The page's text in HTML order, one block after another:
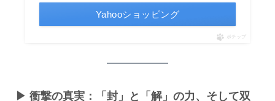
Yahooショッピング
ポチップ
▶ 衝撃の真実：「封」と「解」の力、そして双